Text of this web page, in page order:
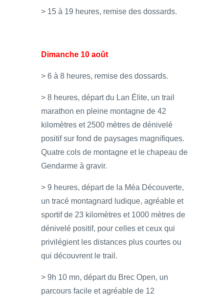
> 15 à 19 heures, remise des dossards.
Dimanche 10 août
> 6 à 8 heures, remise des dossards.
> 8 heures, départ du Lan Élite, un trail
marathon en pleine montagne de 42
kilomètres et 2500 mètres de dénivelé
positif sur fond de paysages magnifiques.
Quatre cols de montagne et le chapeau de
Gendarme à gravir.
> 9 heures, départ de la Méa Découverte,
un tracé montagnard ludique, agréable et
sportif de 23 kilomètres et 1000 mètres de
dénivelé positif, pour celles et ceux qui
privilégient les distances plus courtes ou
qui découvrent le trail.
> 9h 10 mn, départ du Brec Open, un
parcours facile et agréable de 12